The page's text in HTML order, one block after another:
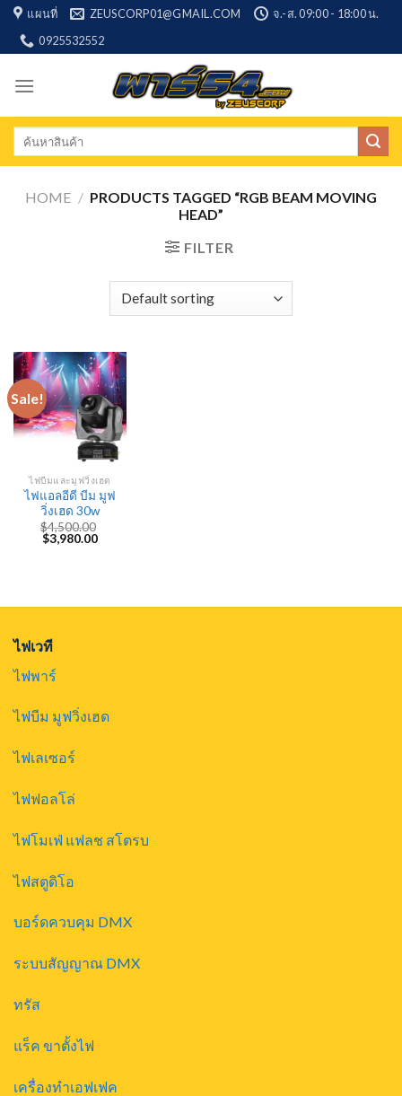
Skip
content
แผนที่ ZEUSCORP01@GMAIL.COM
จ.-ส. 09:00 - 18:00 น.
0925532552
Search
HOME / PRODUCTS TAGGED “RGB BEAM MOVING
HEAD”
FILTER
Sale!
ไฟบีมและมูฟวิ่งเฮด
ไฟแอลอีดี บีม มูฟ
วิ่งเฮด 30w
$4,500.00
Original
price
$3,980.00Current
ไฟเวที
ไฟพาร์
ไฟบีม มูฟวิ่งเฮด
ไฟเลเซอร์
ไฟฟอลโล่
ไฟโมเฟ่ แฟลช สโตรบ
ไฟสตูดิโอ
บอร์ดควบคุม DMX
ระบบสัญญาณ DMX
ทรัส
แร็ค ขาตั้งไฟ
เครื่องทำเอฟเฟค